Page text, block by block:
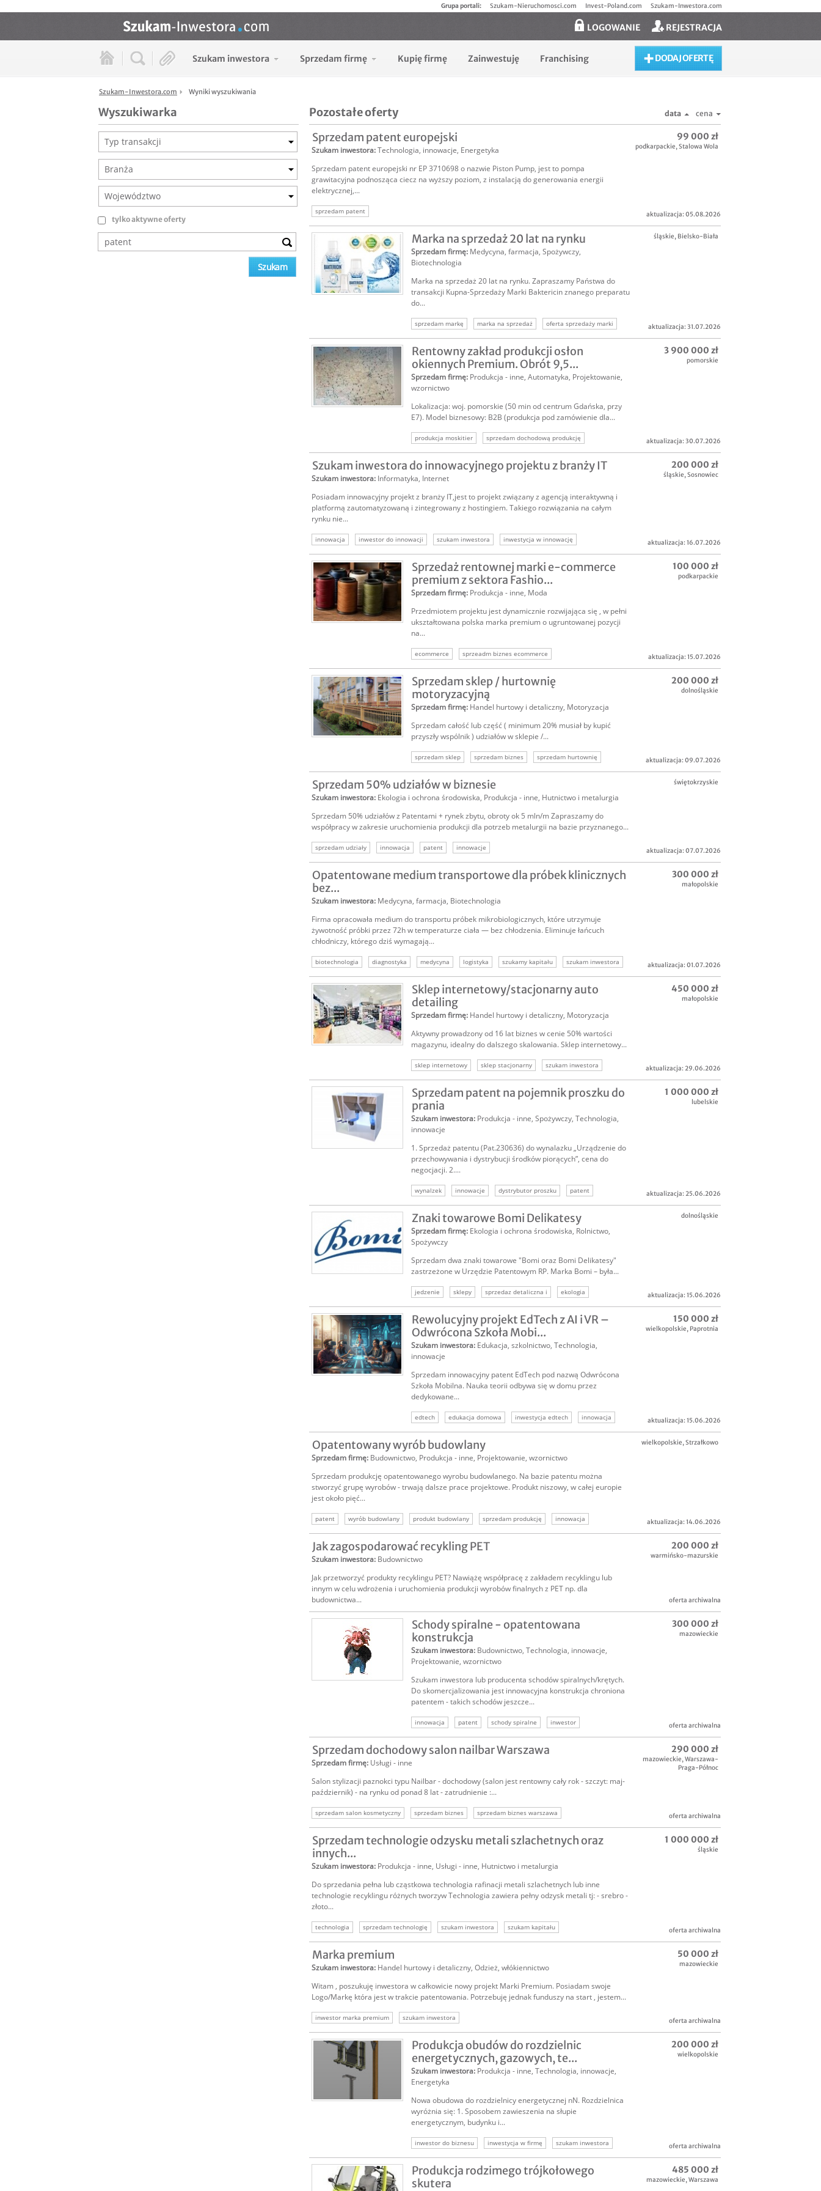
Grupa portali: Szukam-Nieruchomosci.com Invest-Poland.com Szukam-Inwestora.com
LOGOWANIE REJESTRACJA
Szukam inwestora Sprzedam firmę Kupię firmę Zainwestuję Franchising DODAJ OFERTĘ
Szukam-Inwestora.com Wyniki wyszukiwania
Wyszukiwarka
Typ transakcji
Branża
Województwo
tylko aktywne oferty
data cena
Pozostałe oferty
Sprzedam patent europejski
Szukam inwestora:Technologia, innowacje, Energetyka
Sprzedam patent europejski nr EP 3710698 o nazwie Piston Pump, jest to pompa
grawitacyjna podnosząca ciecz na wyższy poziom, z instalacją do generowania energii
elektrycznej,...
sprzedam patent
99 000 zł
podkarpackie,Stalowa Wola
aktualizacja: 05.08.2026
Marka na sprzedaż 20 lat na rynku
Sprzedam firmę: Medycyna, farmacja, Spożywczy,
Biotechnologia
Marka na sprzedaż 20 lat na rynku. Zapraszamy Państwa do
transakcji Kupna-Sprzedaży Marki Baktericin znanego preparatu
do...
sprzedam markę marka na sprzedaż oferta sprzedaży marki
śląskie, Bielsko-Biała
aktualizacja: 31.07.2026
Rentowny zakład produkcji osłon
okiennych Premium. Obrót 9,5...
Sprzedam firmę: Produkcja - inne, Automatyka, Projektowanie,
wzornictwo
Lokalizacja: woj. pomorskie (50 min od centrum Gdańska, przy
E7). Model biznesowy: B2B (produkcja pod zamówienie dla...
produkcja moskitier
sprzedam dochodową produkcję
sprzedam dochodowy biznes
sprzedam dochodową firmę
3 900 000 zł
pomorskie
aktualizacja: 30.07.2026
Szukam inwestora do innowacyjnego projektu z branży IT
Szukam inwestora: Informatyka, Internet
Posiadam innowacyjny projekt z branży IT,jest to projekt związany z agencją interaktywną i
platformą zautomatyzowaną i zintegrowany z hostingiem. Takiego rozwiązania na całym
rynku nie...
innowacja inwestor do innowacji szukam inwestora inwestycja w innowację
200 000 zł
śląskie,Sosnowiec
aktualizacja: 16.07.2026
Sprzedaż rentownej marki e-commerce
premium z sektora Fashio...
Sprzedam firmę: Produkcja - inne, Moda
Przedmiotem projektu jest dynamicznie rozwijająca się , w pełni
ukształtowana polska marka premium o ugruntowanej pozycji
na...
ecommerce
sprzeadm biznes ecommerce
sprzedam firmę ecommerce
100 000 zł
podkarpackie
aktualizacja: 15.07.2026
Sprzedam sklep / hurtownię
motoryzacyjną
Sprzedam firmę: Handel hurtowy i detaliczny, Motoryzacja
Sprzedam całość lub część ( minimum 20% musiał by kupić
przyszły wspólnik ) udziałów w sklepie /...
sprzedam sklep sprzedam biznes
sprzedam hurtownię
sprzedam firmę
sprzedam biznes motoryzacja
sprzedam firmę motoryzacyjną
200 000 zł
dolnośląskie
aktualizacja: 09.07.2026
Sprzedam 50% udziałów w biznesie
Szukam inwestora: Ekologia i ochrona środowiska, Produkcja - inne, Hutnictwo i metalurgia
Sprzedam 50% udziałów z Patentami + rynek zbytu, obroty ok 5 mln/m Zapraszamy do
współpracy w zakresie uruchomienia produkcji dla potrzeb metalurgii na bazie przyznanego...
sprzedam udziały innowacja patent innowacje
świętokrzyskie
aktualizacja: 07.07.2026
Opatentowane medium transportowe dla próbek klinicznych
bez...
Szukam inwestora: Medycyna, farmacja, Biotechnologia
Firma opracowała medium do transportu próbek mikrobiologicznych, które utrzymuje
żywotność próbki przez 72h w temperaturze ciała — bez chłodzenia. Eliminuje łańcuch
chłodniczy, którego dziś wymagają...
biotechnologia diagnostyka medycyna logistyka szukamy kapitału szukam inwestora
300 000 zł
małopolskie
aktualizacja: 01.07.2026
Sklep internetowy/stacjonarny auto
detailing
Sprzedam firmę: Handel hurtowy i detaliczny, Motoryzacja
Aktywny prowadzony od 16 lat biznes w cenie 50% wartości
magazynu, idealny do dalszego skalowania. Sklep internetowy...
sklep internetowy sklep stacjonarny szukam inwestora
450 000 zł
małopolskie
aktualizacja: 29.06.2026
Sprzedam patent na pojemnik proszku do
prania
Szukam inwestora: Produkcja - inne, Spożywczy, Technologia,
innowacje
1. Sprzedaż patentu (Pat.230636) do wynalazku „Urządzenie do
przechowywania i dystrybucji środków piorących”, cena do
negocjacji. 2....
wynalzek innowacje dystrybutor proszku
patent
pomysł na biznes
1 000 000 zł
lubelskie
aktualizacja: 25.06.2026
Znaki towarowe Bomi Delikatesy
Sprzedam firmę: Ekologia i ochrona środowiska, Rolnictwo,
Spożywczy
Sprzedam dwa znaki towarowe "Bomi oraz Bomi Delikatesy"
zastrzeżone w Urzędzie Patentowym RP. Marka Bomi – była...
jedzenie sklepy sprzedaz detaliczna i
ekologia
naturalne
sprzedaz przez internet rolnictwo
dolnośląskie
aktualizacja: 15.06.2026
Rewolucyjny projekt EdTech z AI i VR –
Odwrócona Szkoła Mobi...
Szukam inwestora: Edukacja, szkolnictwo, Technologia,
innowacje
Sprzedam innowacyjny patent EdTech pod nazwą Odwrócona
Szkoła Mobilna. Nauka teorii odbywa się w domu przez
dedykowane...
edtech edukacja domowa inwestycja edtech innowacja
150 000 zł
wielkopolskie, Paprotnia
aktualizacja: 15.06.2026
Opatentowany wyrób budowlany
Sprzedam firmę: Budownictwo, Produkcja - inne, Projektowanie, wzornictwo
Sprzedam produkcję opatentowanego wyrobu budowlanego. Na bazie patentu można
stworzyć grupę wyrobów - trwają dalsze prace projektowe. Produkt niszowy, w całej europie
jest około pięć...
patent wyrób budowlany produkt budowlany sprzedam produkcję
innowacja
innowacyjny wyrób
innowacyjna technologia
wielkopolskie,Strzałkowo
aktualizacja: 14.06.2026
Jak zagospodarować recykling PET
Szukam inwestora: Budownictwo
Jak przetworzyć produkty recyklingu PET? Nawiążę współpracę z zakładem recyklingu lub
innym w celu wdrożenia i uruchomienia produkcji wyrobów finalnych z PET np. dla
budownictwa...
200 000 zł
warmińsko-mazurskie
oferta archiwalna
Schody spiralne - opatentowana
konstrukcja
Szukam inwestora: Budownictwo, Technologia, innowacje,
Projektowanie, wzornictwo
Szukam inwestora lub producenta schodów spiralnych/krętych.
Do skomercjalizowania jest innowacyjna konstrukcja chroniona
patentem - takich schodów jeszcze...
innowacja patent schody spiralne
inwestor
szukam inwestora
300 000 zł
mazowieckie
oferta archiwalna
Sprzedam dochodowy salon nailbar Warszawa
Sprzedam firmę: Usługi - inne
Salon stylizacji paznokci typu Nailbar - dochodowy (salon jest rentowny cały rok - szczyt: maj-
październik) - na rynku od ponad 8 lat - zatrudnienie :...
sprzedam salon kosmetyczny sprzedam biznes
sprzedam biznes warszawa
sprzedam firmę warszawa
290 000 zł
mazowieckie,Warszawa-
Praga-Północ
oferta archiwalna
Sprzedam technologie odzysku metali szlachetnych oraz
innych...
Szukam inwestora: Produkcja - inne, Usługi - inne, Hutnictwo i metalurgia
Do sprzedania pełna lub cząstkowa technologia rafinacji metali szlachetnych lub inne
technologie recyklingu różnych tworzyw Technologia zawiera pełny odzysk metali tj: - srebro -
złoto...
technologia sprzedam technologię szukam inwestora szukam kapitału
1 000 000 zł
śląskie
oferta archiwalna
Marka premium
Szukam inwestora: Handel hurtowy i detaliczny, Odzież, włókiennictwo
Witam , poszukuję inwestora w całkowicie nowy projekt Marki Premium. Posiadam swoje
Logo/Markę która jest w trakcie patentowania. Potrzebuję jednak funduszy na start , jestem...
inwestor marka premium szukam inwestora
50 000 zł
mazowieckie
oferta archiwalna
Produkcja obudów do rozdzielnic
energetycznych, gazowych, te...
Szukam inwestora: Produkcja - inne, Technologia, innowacje,
Energetyka
Nowa obudowa do rozdzielnicy energetycznej nN. Rozdzielnica
wyróżnia się: 1. Sposobem zawieszenia na słupie
energetycznym, budynku i...
inwestor do biznesu inwestycja w firmę
szukam inwestora
szukam kapitału
200 000 zł
wielkopolskie
oferta archiwalna
Produkcja rodzimego trójkołowego
skutera
485 000 zł
mazowieckie,Warszawa